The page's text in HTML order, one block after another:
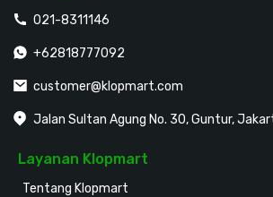
021-8311146
+62818777092
customer@klopmart.com
Jalan Sultan Agung No. 30, Guntur,
Layanan Klopmart
Tentang Klopmart